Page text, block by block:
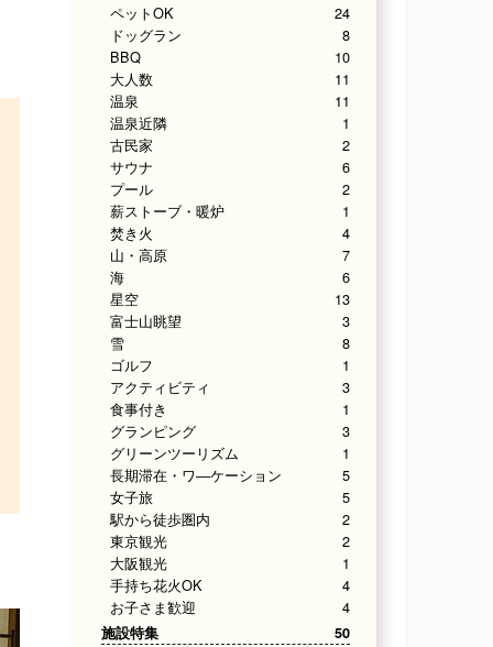
ペットOK
24
ドッグラン
8
BBQ
10
大人数
11
温泉
11
温泉近隣
1
古民家
2
サウナ
6
プール
2
薪ストーブ・暖炉
1
焚き火
4
山・高原
7
海
6
星空
13
富士山眺望
3
雪
8
ゴルフ
1
アクティビティ
3
食事付き
1
グランピング
3
グリーンツーリズム
1
長期滞在・ワ―ケーション
5
女子旅
5
駅から徒歩圏内
2
東京観光
2
大阪観光
1
手持ち花火OK
4
お子さま歓迎
4
施設特集 50